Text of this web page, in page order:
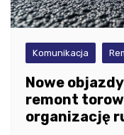
Komunikacja
Nowe
remont
organizację